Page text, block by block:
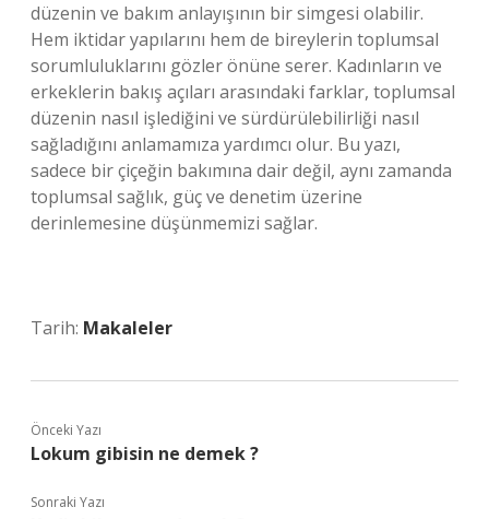
düzenin ve bakım anlayışının bir simgesi olabilir.
Hem iktidar yapılarını hem de bireylerin toplumsal
sorumluluklarını gözler önüne serer. Kadınların ve
erkeklerin bakış açıları arasındaki farklar, toplumsal
düzenin nasıl işlediğini ve sürdürülebilirliği nasıl
sağladığını anlamamıza yardımcı olur. Bu yazı,
sadece bir çiçeğin bakımına dair değil, aynı zamanda
toplumsal sağlık, güç ve denetim üzerine
derinlemesine düşünmemizi sağlar.
Tarih: Makaleler
Önceki Yazı
Lokum gibisin ne demek ?
Sonraki Yazı